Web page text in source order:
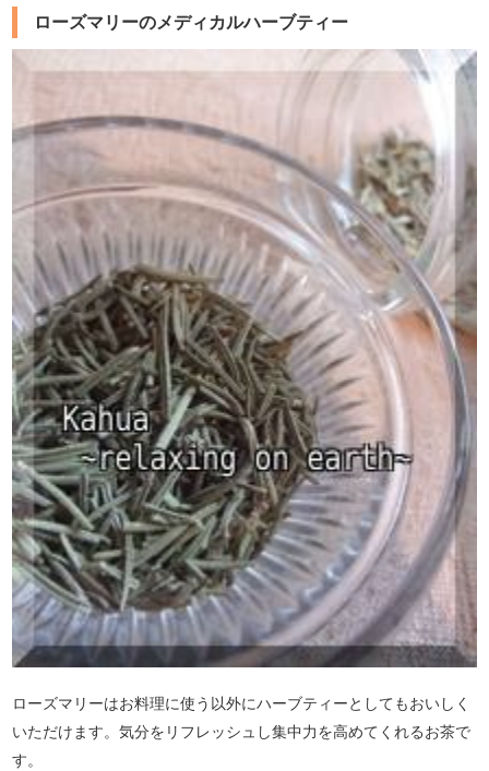
ローズマリーのメディカルハーブティー
ローズマリーはお料理に使う以外にハーブティーとしてもおいしく
いただけます。気分をリフレッシュし集中力を高めてくれるお茶で
す。